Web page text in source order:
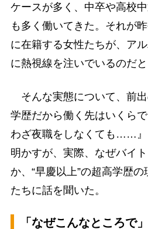
ケースが多く、中卒や高校
も多く働いてきた。それが
に在籍する女性たちが、ア
に熱視線を注いでいるのだと
そんな実態について、前
学歴だから働く先はいくら
わざ夜職をしなくても……』
明かすが、実際、なぜバイ
か、“早慶以上”の超高学歴
たちに話を聞いた。
「なぜこんなところで